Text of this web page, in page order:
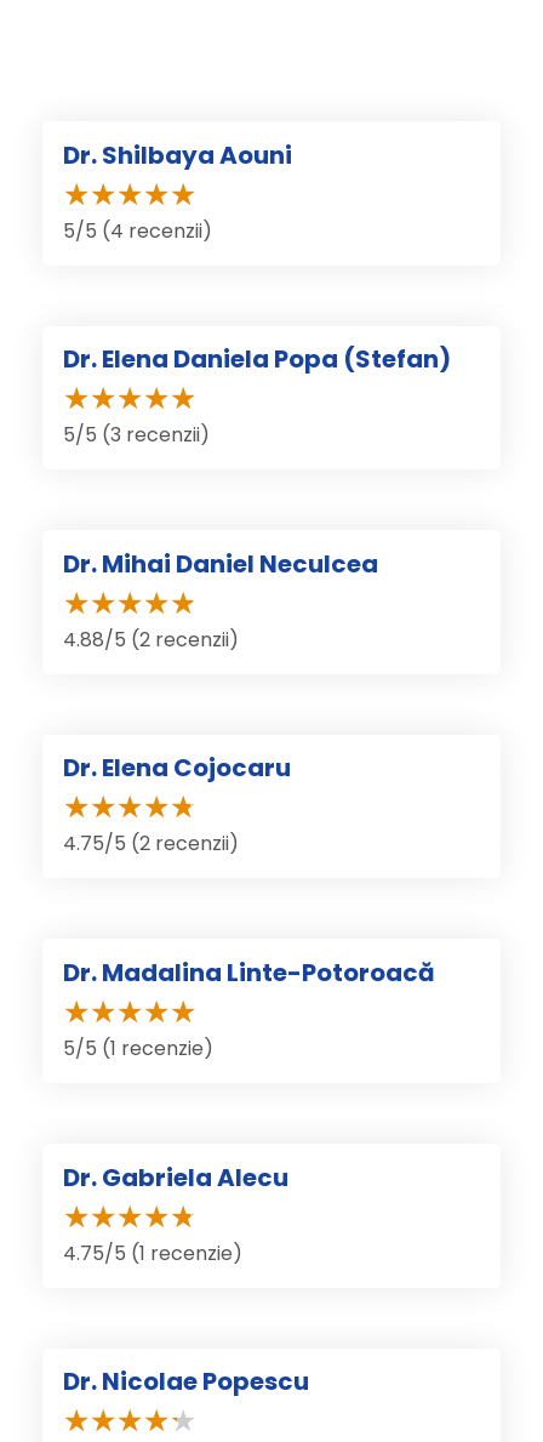
Dr. Shilbaya Aouni
5/5 (4 recenzii)
Dr. Elena Daniela Popa (Stefan)
5/5 (3 recenzii)
Dr. Mihai Daniel Neculcea
4.88/5 (2 recenzii)
Dr. Elena Cojocaru
4.75/5 (2 recenzii)
Dr. Madalina Linte-Potoroacă
5/5 (1 recenzie)
Dr. Gabriela Alecu
4.75/5 (1 recenzie)
Dr. Nicolae Popescu